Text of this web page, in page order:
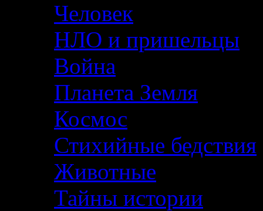
Человек
НЛО и пришельцы
Война
Планета Земля
Космос
Стихийные бедствия
Животные
Тайны истории